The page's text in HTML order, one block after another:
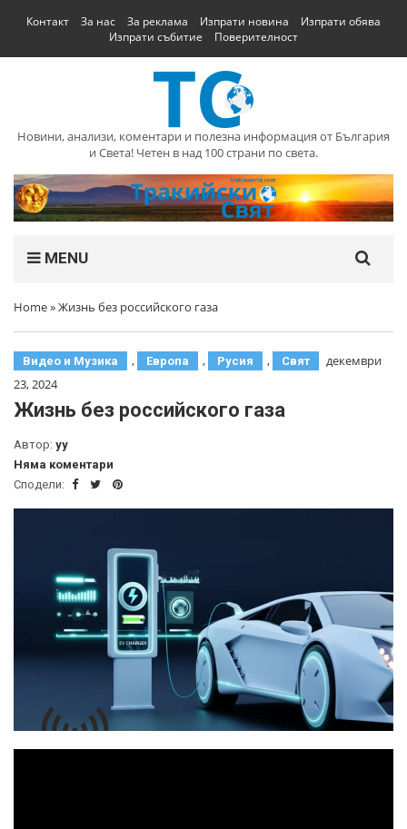
Контакт За нас За реклама Изпрати новина
Изпрати обява
Изпрати събитие
Поверителност
Новини, анализи, коментари и полезна информация от България
и Света! Четен в над 100 страни по света.
MENU
Home»Жизнь без российского газа
Видео и Музика , Европа , Русия , Свят
декември
23, 2024
Жизнь без российского газа
Автор: yy
Няма коментари
Сподели: